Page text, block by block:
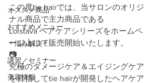
オススメ商品
おすすめメニュー
＊悩み解決＊
講習／セミナー
美容情報
この度tie hairでは、当サロンのオリジ
ナル商品で主力商品である
Loistava ヘアケアシリーズをホームペ
ージ上にて販売開始いたします。
📷
究極のダメージケア＆エイジングケア
を目指してtie hairが開発したヘアケア